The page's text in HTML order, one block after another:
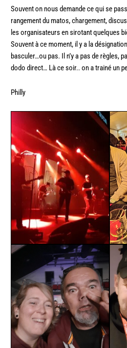
Souvent on nous demande ce qui se
rangement du matos, chargement,
les organisateurs en sirotant quelques
Souvent à ce moment, il y a la
basculer…ou pas. Il n’y a pas de règles,
dodo direct… Là ce soir.. on a trainé un
Philly